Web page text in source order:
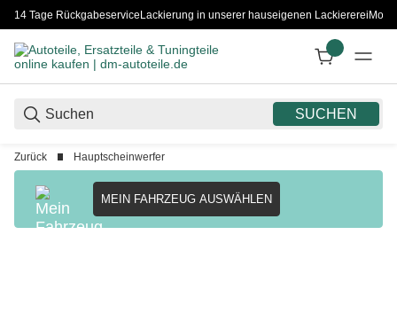
14 Tage RückgabeserviceLackierung in unserer hauseigenen Lackiererei
SUCHEN
Zurück Hauptscheinwerfer
MEIN FAHRZEUG AUSWÄHLEN